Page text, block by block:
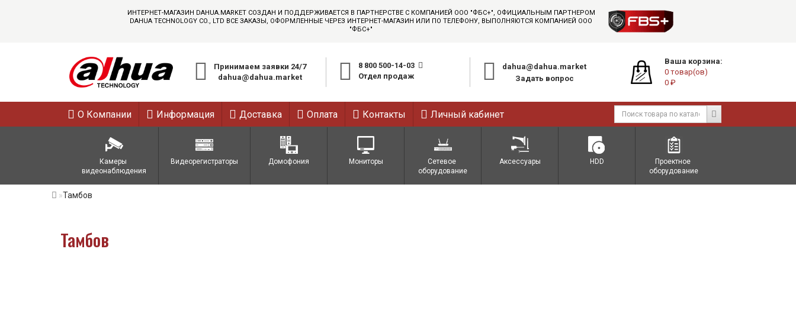
ИНТЕРНЕТ-МАГАЗИН DAHUA.MARKET СОЗДАН И ПОДДЕРЖИВАЕТСЯ В ПАРТНЕРСТВЕ С КОМПАНИЕЙ ООО "ФБС+", ОФИЦИАЛЬНЫМ ПАРТНЕРОМ
DAHUA TECHNOLOGY CO., LTD ВСЕ ЗАКАЗЫ, ОФОРМЛЕННЫЕ ЧЕРЕЗ ИНТЕРНЕТ-МАГАЗИН ИЛИ ПО ТЕЛЕФОНУ, ВЫПОЛНЯЮТСЯ КОМПАНИЕЙ ООО
"ФБС+"
Принимаем заявки 24/7
dahua@dahua.market
8 800 500-14-03
Отдел продаж
dahua@dahua.market
Задать вопрос
Ваша корзина:
0 товар(ов)
0 ₽
О Компании Информация Доставка Оплата Контакты Личный кабинет
Камеры
видеонаблюдения
Видеорегистраторы Домофония Мониторы
Сетевое
оборудование
Аксессуары HDD
Проектное
оборудование
Тамбов
Тамбов